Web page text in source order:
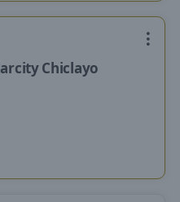
Chiclayo